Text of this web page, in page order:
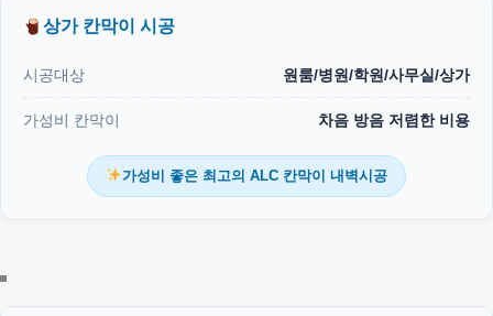
상가 칸막이 시공
시공대상 원룸/병원/학원/사무실/상가
가성비 칸막이 차음 방음 저렴한 비용
가성비 좋은 최고의 ALC 칸막이 내벽시공